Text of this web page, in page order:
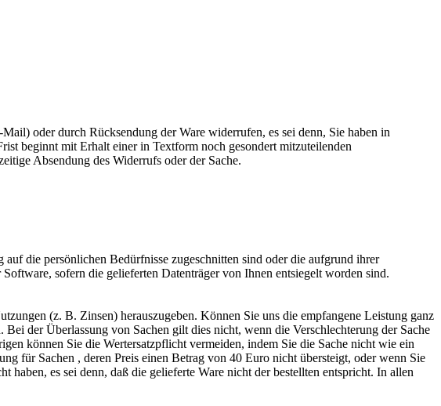
oder durch Rücksendung der Ware widerrufen, es sei denn, Sie haben in
beginnt mit Erhalt einer in Textform noch gesondert mitzuteilenden
Absendung des Widerrufs oder der Sache.
die persönlichen Bedürfnisse zugeschnitten sind oder die aufgrund ihrer
sofern die gelieferten Datenträger von Ihnen entsiegelt worden sind.
(z. B. Zinsen) herauszugeben. Können Sie uns die empfangene Leistung ganz
der Überlassung von Sachen gilt dies nicht, wenn die Verschlechterung der Sache
können Sie die Wertersatzpflicht vermeiden, indem Sie die Sache nicht wie ein
für Sachen , deren Preis einen Betrag von 40 Euro nicht übersteigt, oder wenn Sie
es sei denn, daß die gelieferte Ware nicht der bestellten entspricht. In allen